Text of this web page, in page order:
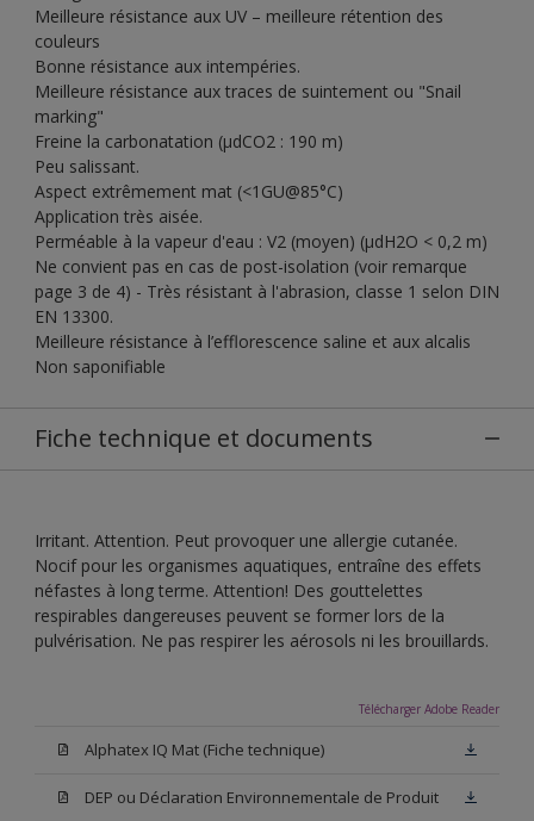
Meilleure résistance aux UV – meilleure rétention des
couleurs
Bonne résistance aux intempéries.
Meilleure résistance aux traces de suintement ou "Snail
marking"
Freine la carbonatation (µdCO2 : 190 m)
Peu salissant.
Aspect extrêmement mat (<1GU@85°C)
Application très aisée.
Perméable à la vapeur d'eau : V2 (moyen) (µdH2O < 0,2 m)
Ne convient pas en cas de post-isolation (voir remarque
page 3 de 4) - Très résistant à l'abrasion, classe 1 selon DIN
EN 13300.
Meilleure résistance à l’efflorescence saline et aux alcalis
Non saponifiable
Fiche technique et documents
Irritant. Attention. Peut provoquer une allergie cutanée.
Nocif pour les organismes aquatiques, entraîne des effets
néfastes à long terme. Attention! Des gouttelettes
respirables dangereuses peuvent se former lors de la
pulvérisation. Ne pas respirer les aérosols ni les brouillards.
Télécharger Adobe Reader
Alphatex IQ Mat (Fiche technique)
DEP ou Déclaration Environnementale de Produit